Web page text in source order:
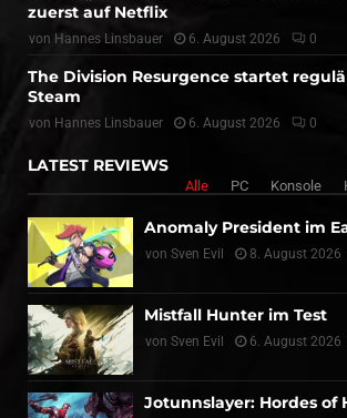
zuerst auf Netflix
von Hannes Linsbauer 6. August 2026 0
The Division Resurgence startet
Steam
von Hannes Linsbauer 6. August 2026 0
LATEST REVIEWS
Alle PC Konsole
Anomaly President im
von Sven Evil 8. August 2026
Mistfall Hunter im Test
von Sven Evil 6. August 2026
Jotunnslayer: Hordes of